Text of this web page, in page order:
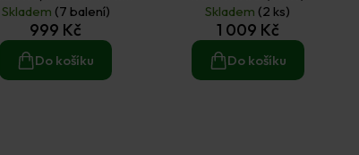
fix na textil
Skladem (7 balení)
999 Kč
Do košíku
Skladem (2 ks)
1 009 Kč
Do košíku